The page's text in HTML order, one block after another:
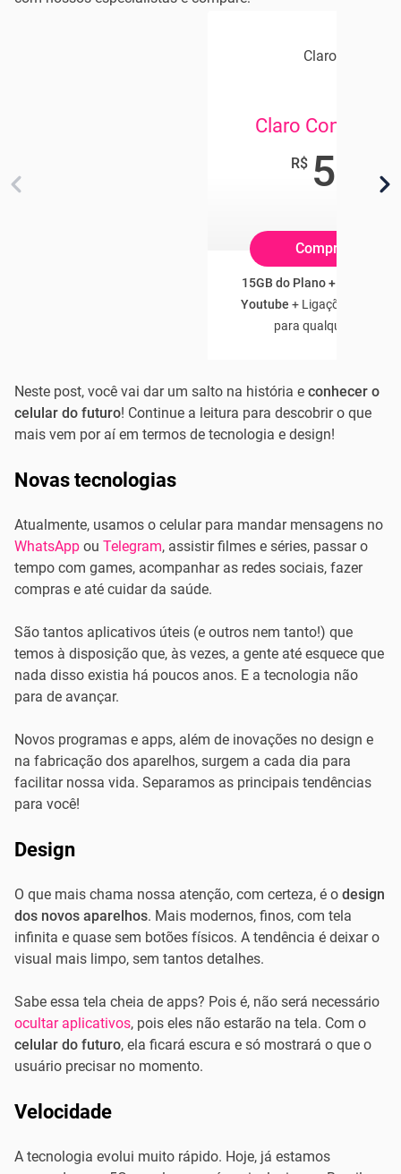
Claro Celular
Claro Controle
R$ 54
/mês
Compre Online
15GB do Plano + 3GB
Youtube + Ligações e SMS
para qualquer
Neste post, você vai dar um salto na história e conhecer o
celular do futuro! Continue a leitura para descobrir o que
mais vem por aí em termos de tecnologia e design!
Novas tecnologias
Atualmente, usamos o celular para mandar mensagens no
WhatsApp ou Telegram, assistir filmes e séries, passar o
tempo com games, acompanhar as redes sociais, fazer
compras e até cuidar da saúde.
São tantos aplicativos úteis (e outros nem tanto!) que
temos à disposição que, às vezes, a gente até esquece que
nada disso existia há poucos anos. E a tecnologia não
para de avançar.
Novos programas e apps, além de inovações no design e
na fabricação dos aparelhos, surgem a cada dia para
facilitar nossa vida. Separamos as principais tendências
para você!
Design
O que mais chama nossa atenção, com certeza, é o design
dos novos aparelhos. Mais modernos, finos, com tela
infinita e quase sem botões físicos. A tendência é deixar o
visual mais limpo, sem tantos detalhes.
Sabe essa tela cheia de apps? Pois é, não será necessário
ocultar aplicativos, pois eles não estarão na tela. Com o
celular do futuro, ela ficará escura e só mostrará o que o
usuário precisar no momento.
Velocidade
A tecnologia evolui muito rápido. Hoje, já estamos